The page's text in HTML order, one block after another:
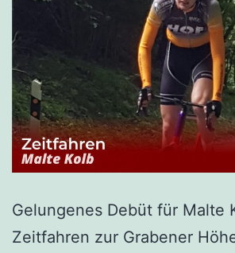
Gelungenes Debüt für Malte
Zeitfahren zur Grabener